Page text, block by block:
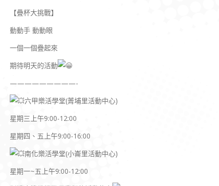
【疊杯大挑戰】
動動手 動動眼
一個一個疊起來
期待明天的活動
—————————-
六甲樂活學堂(菁埔里活動中心)
星期三上午9:00-12:00
星期四、五上午9:00-16:00
南化樂活學堂(小崙里活動中心)
星期一~五上午9:00-12:00